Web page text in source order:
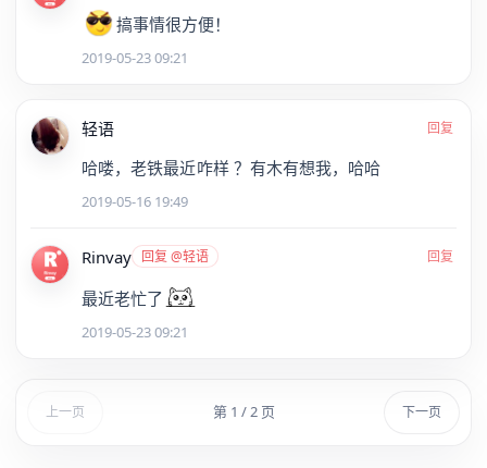
搞事情很方便！
2019-05-23 09:21
轻语 回复
哈喽，老铁最近咋样 ？有木有想我，哈哈
2019-05-16 19:49
Rinvay 回复 @轻语 回复
最近老忙了
2019-05-23 09:21
上一页 第 1 / 2 页 下一页